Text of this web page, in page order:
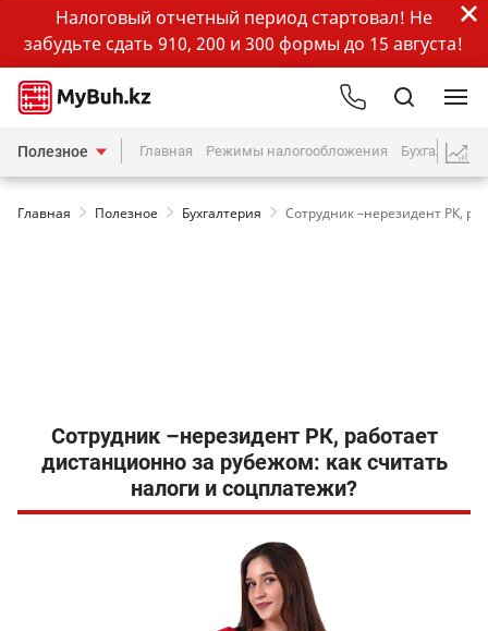
Налоговый отчетный период стартовал! Не
забудьте сдать 910, 200 и 300 формы до 15 августа!
Полезное Главная Режимы налогообложения Бухгалтерия
Главная Полезное Бухгалтерия Сотрудник –нерезидент РК,
Сотрудник –нерезидент РК, работает
дистанционно за рубежом: как считать
налоги и соцплатежи?